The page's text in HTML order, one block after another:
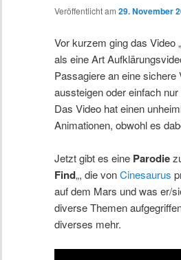
Veröffentlicht am 29. November
Vor kurzem ging das Video
als eine Art
Passagiere an eine sichere
aussteigen oder einfach
Das Video hat einen
Animationen, obwohl es
Jetzt gibt es eine Parodie
Find„, die vonCinesaurus
auf dem Mars und was er/
diverse Themen
diverses mehr.